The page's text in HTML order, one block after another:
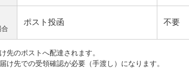
ポスト投函 不要
先のポストへ配達されます。
け先での受領確認が必要（手渡し）になります。